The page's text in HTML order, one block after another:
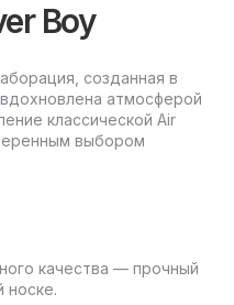
Boy
созданная в
атмосферой
классической Air
выбором
качества — прочный
носке.